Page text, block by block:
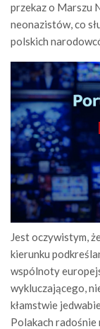
przekaz o Marszu
neonazistów, co
polskich
Jest oczywistym,
kierunku
wspólnoty
wykluczającego,
kłamstwie
Polakach